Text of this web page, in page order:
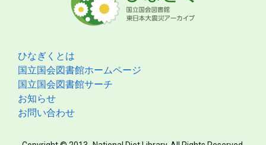
ひなぎくとは
国立国会図書館ホームページ
国立国会図書館サーチ
お知らせ
お問い合わせ